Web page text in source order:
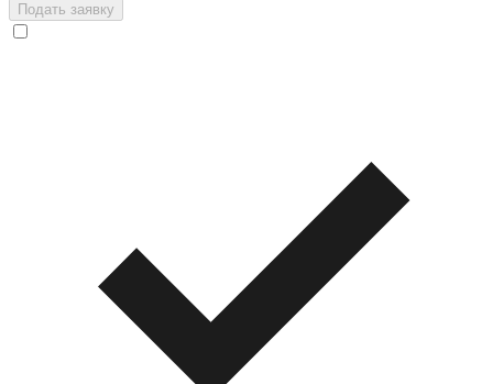
Подать заявку